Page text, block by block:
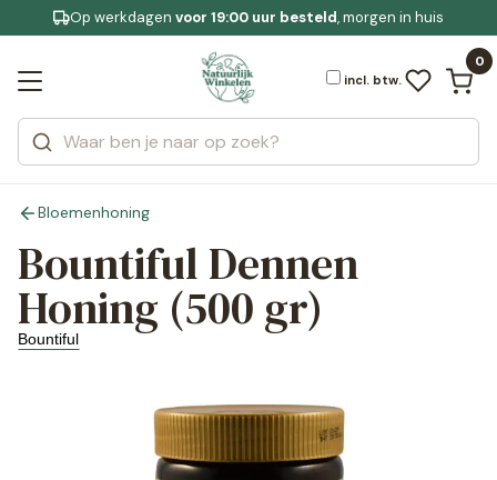
Gratis bezorging
Jouw bewuste leefstijl
Op werkdagenvoor 19:00 uur besteld, morgen in huis
incl. btw.
0
Zoeken
Categorieën
Merken
Bekijk alle resultaten
Bloemenhoning
Bountiful Dennen
Honing (500 gr)
Bountiful